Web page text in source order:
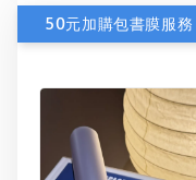
50元加購包書膜服務